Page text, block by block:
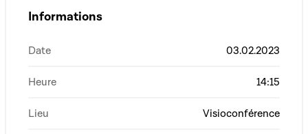
Informations
Date 03.02.2023
Heure 14:15
Lieu Visioconférence